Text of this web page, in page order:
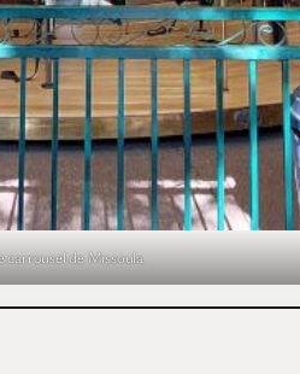
carrousel de Missoula